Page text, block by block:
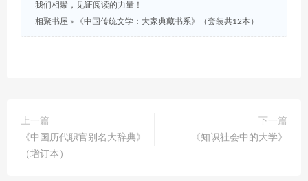
我们相聚，见证阅读的力量！
相聚书屋 » 《中国传统文学：大家典藏书系》（套装共12本）
上一篇
《中国历代职官别名大辞典》
（增订本）
下一篇
《知识社会中的大学》